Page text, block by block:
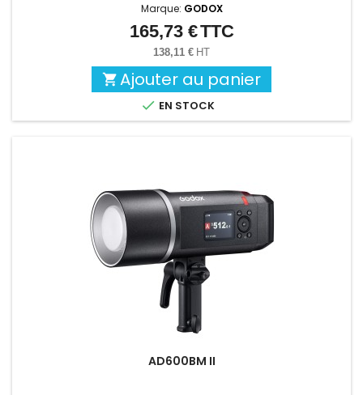
Marque: GODOX
Prix
165,73 €TTC
138,11 € HT
 Ajouter au panier
 EN STOCK
AD600BM II